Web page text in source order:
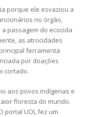
porque ele esvaziou a
no órgão,
passagem do ecocida
as atrocidades
ferramenta
por doações
cortado.
aos povos indígenas e
floresta do mundo.
portal UOL fez um